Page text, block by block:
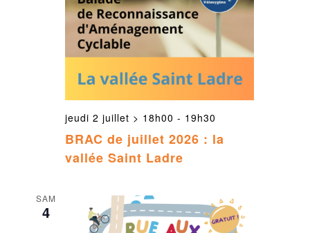
BRAC de juillet 2026 : la
vallée Saint Ladre
jeudi 2 juillet > 18h00 - 19h30
SAM
4